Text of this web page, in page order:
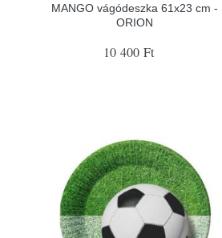
MANGO vágódeszka 61x23 cm -
ORION
10 400 Ft